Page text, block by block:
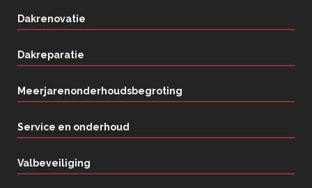
Dakrenovatie
Dakreparatie
Meerjarenonderhoudsbegroting
Service en onderhoud
Valbeveiliging